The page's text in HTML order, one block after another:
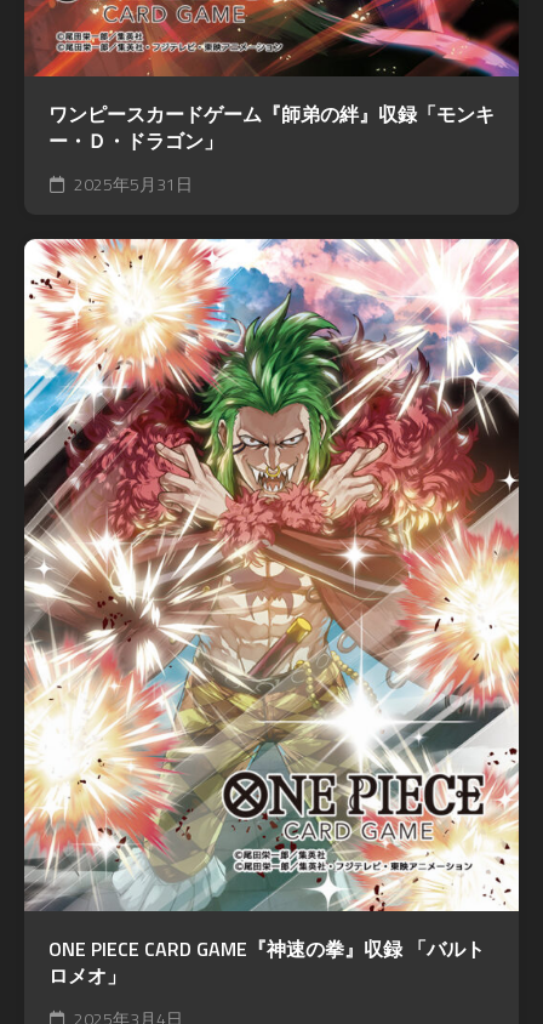
ワンピースカードゲーム『師弟の絆』収録「モンキ
ー・Ｄ・ドラゴン」
2025年5月31日
ONE PIECE CARD GAME『神速の拳』収録 「バルト
ロメオ」
2025年3月4日